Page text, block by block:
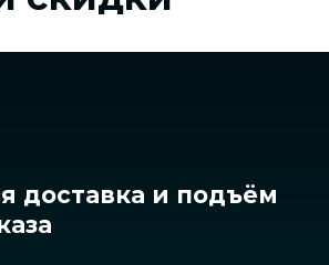
доставка и подъём